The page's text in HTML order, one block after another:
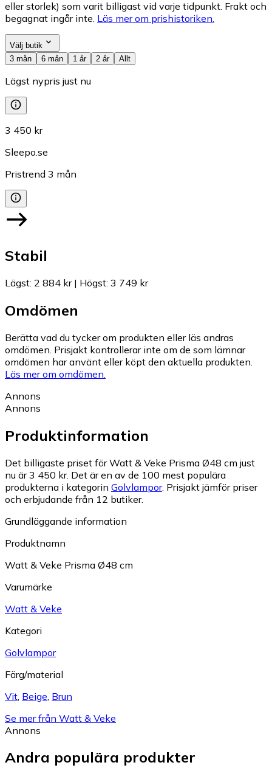
eller storlek) som varit billigast vid varje tidpunkt. Frakt och
begagnat ingår inte. Läs mer om prishistoriken.
Välj butik
3 mån
6 mån 1 år 2 år Allt
Lägst nypris just nu
3 450 kr
Sleepo.se
Pristrend 3 mån
Stabil
Lägst: 2 884 kr| Högst: 3 749 kr
Omdömen
Berätta vad du tycker om produkten eller läs andras
omdömen. Prisjakt kontrollerar inte om de som lämnar
omdömen har använt eller köpt den aktuella produkten.
Läs mer om omdömen.
Annons
Annons
Produktinformation
Det billigaste priset för Watt & Veke Prisma Ø48 cm just
nu är 3 450 kr. Det är en av de 100 mest populära
produkterna i kategorin Golvlampor. Prisjakt jämför priser
och erbjudande från 12 butiker.
Grundläggande information
Produktnamn
Watt & Veke Prisma Ø48 cm
Varumärke
Watt & Veke
Kategori
Golvlampor
Färg/material
Vit Beige Brun
Se mer från Watt & Veke
Annons
Andra populära produkter